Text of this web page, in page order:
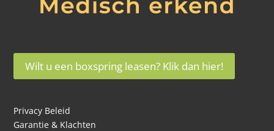
Wilt u een boxspring leasen? Klik dan hier!
Privacy Beleid
Garantie & Klachten